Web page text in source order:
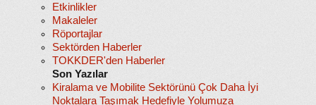
Etkinlikler
Makaleler
Röportajlar
Sektörden Haberler
TOKKDER'den Haberler
Son Yazılar
Kiralama ve Mobilite Sektörünü Çok Daha İyi
Noktalara Taşımak Hedefiyle Yolumuza